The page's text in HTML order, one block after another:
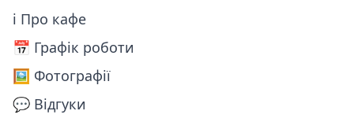
ℹ Про кафе
📅️ Графік роботи
🖼️ Фотографії
💬 Відгуки